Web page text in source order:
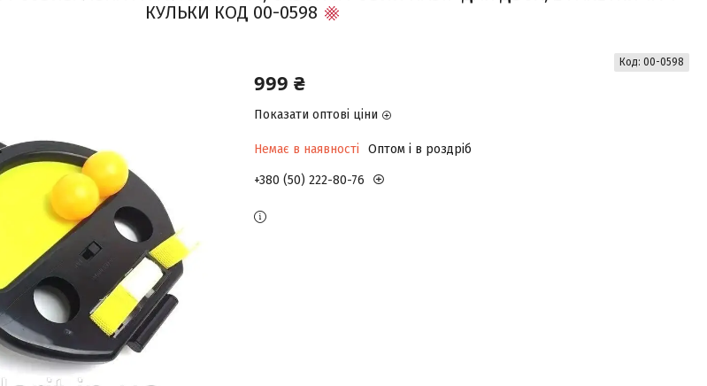
КУЛЬКИ КОД 00-0598
999 ₴
Показати оптові ціни
Немає в наявності Оптом і в роздріб
Код: 00-0598
+380 (50) 222-80-76